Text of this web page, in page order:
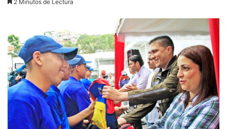
2 Minutos de Lectura